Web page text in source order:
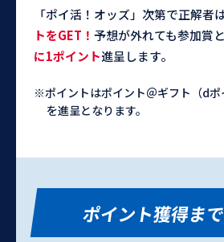
「ポイ活！オッズ」次第で正解者
トをGET！ 予想が外れても参加賞
に1ポイント進呈します。
※ポイントはポイント＠ギフト（dポ
を進呈となります。
ポイント獲得ま